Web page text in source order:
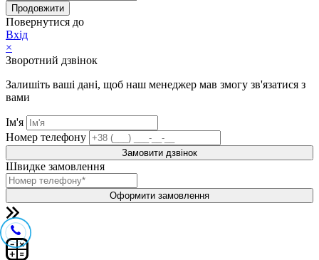
Продовжити
Повернутися до
Вхід
×
Зворотний дзвінок
Залишіть ваші дані, щоб наш менеджер мав змогу зв'язатися з
вами
Ім'я
Номер телефону
Замовити дзвінок
Швидке замовлення
Оформити замовлення